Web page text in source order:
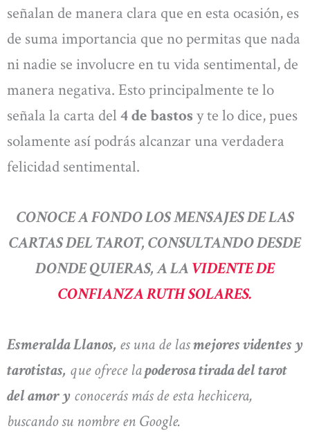
señalan de manera clara que en esta ocasión, es
de suma importancia que no permitas que nada
ni nadie se involucre en tu vida sentimental, de
manera negativa. Esto principalmente te lo
señala la carta del 4 de bastos y te lo dice, pues
solamente así podrás alcanzar una verdadera
felicidad sentimental.
CONOCE A FONDO LOS MENSAJES DE LAS
CARTAS DEL TAROT, CONSULTANDO DESDE
DONDE QUIERAS, A LA VIDENTE DE
CONFIANZA RUTH SOLARES.
Esmeralda Llanos, es una de lasmejores videntes y
tarotistas, que ofrece lapoderosa tirada del tarot
del amor y conocerás más de esta hechicera,
buscando su nombre en Google.